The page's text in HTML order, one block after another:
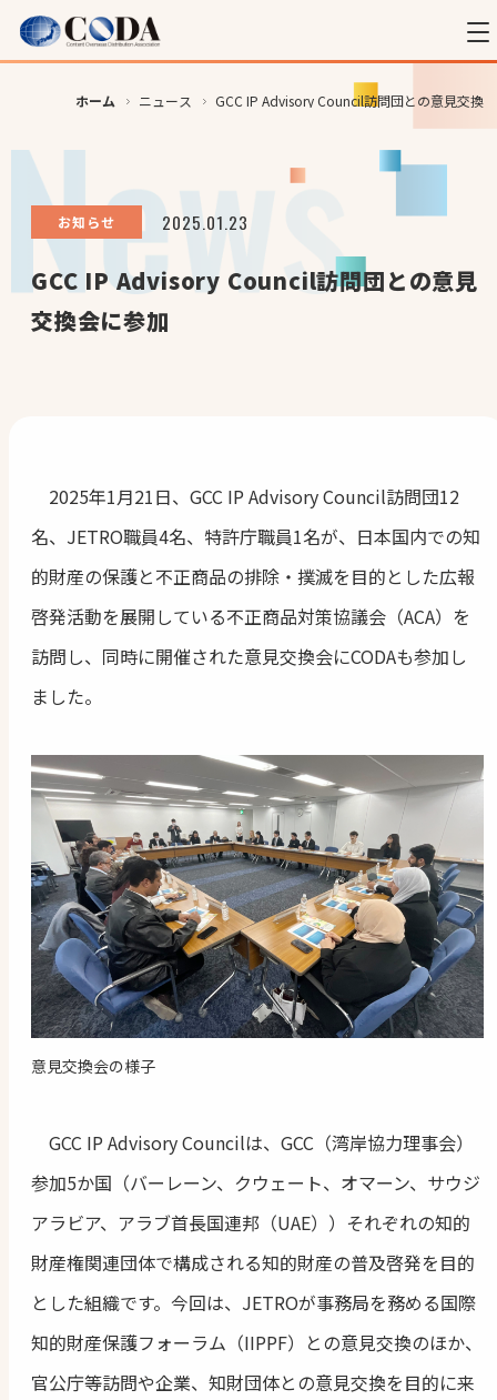
ホーム ニュース GCC IP Advisory Council訪問団との意見交換
お知らせ 2025.01.23
GCC IP Advisory Council訪問団との意見
交換会に参加
2025年1月21日、GCC IP Advisory Council訪問団12
名、JETRO職員4名、特許庁職員1名が、日本国内での知
的財産の保護と不正商品の排除・撲滅を目的とした広報
啓発活動を展開している不正商品対策協議会（ACA）を
訪問し、同時に開催された意見交換会にCODAも参加し
ました。
意見交換会の様子
GCC IP Advisory Councilは、GCC（湾岸協力理事会）
参加5か国（バーレーン、クウェート、オマーン、サウジ
アラビア、アラブ首長国連邦（UAE））それぞれの知的
財産権関連団体で構成される知的財産の普及啓発を目的
とした組織です。今回は、JETROが事務局を務める国際
知的財産保護フォーラム（IIPPF）との意見交換のほか、
官公庁等訪問や企業、知財団体との意見交換を目的に来